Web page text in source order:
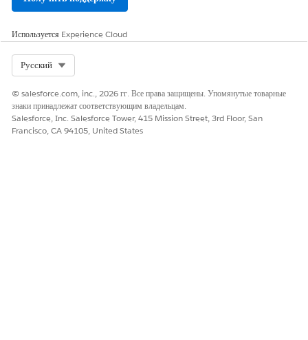
Добавление или изменение условия фильтра для активного набора
Чтобы минимизировать количество полных повторов,
все изменения конфигурации, включая изменения фильтра, и
возобновите расписание.
СМ. ТАКЖЕ:
Настройка правил соответствия разрешающей способности при
Используется Experience Cloud
Русский
© salesforce.com, inc., 2026 гг. Все права защищены. Упомянутые товарные
знаки принадлежат соответствующим владельцам.
Salesforce, Inc. Salesforce Tower, 415 Mission Street, 3rd Floor, San
Francisco, CA 94105, United States